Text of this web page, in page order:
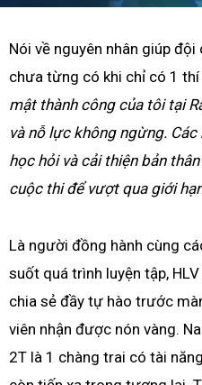
Nói về nguyên nhân giúp
chưa từng có khi chỉ có 1 thí
mật thành công của tôi tại
và nỗ lực không ngừng.
học hỏi và cải thiện bản
cuộc thi để vượt qua giới
Là người đồng hành cùng
suốt quá trình luyện tập,
chia sẻ đầy tự hào trước
viên nhận được nón vàng.
2T là 1 chàng trai có tài